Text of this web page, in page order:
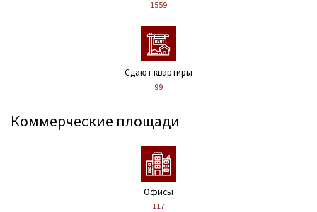
1559
Сдают квартиры
99
Коммерческие площади
Офисы
117